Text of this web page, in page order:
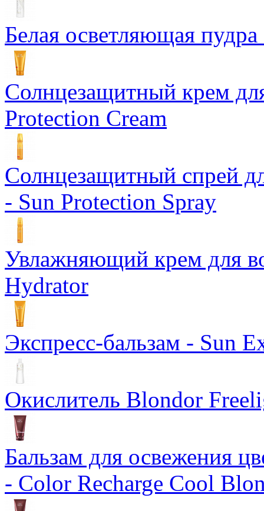
Белая осветляющая
Солнцезащитный крем
Protection Cream
Солнцезащитный спрей
- Sun Protection Spray
Увлажняющий крем для
Hydrator
Экспресс-бальзам - Sun
Окислитель Blondor
Бальзам для освежения
- Color Recharge Cool